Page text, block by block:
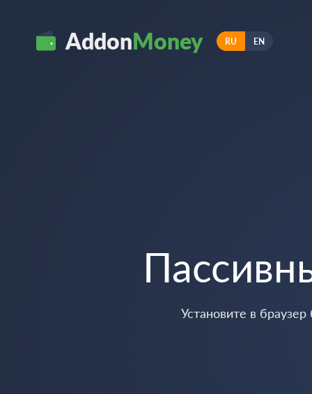
AddonMoney RU EN
Установите в